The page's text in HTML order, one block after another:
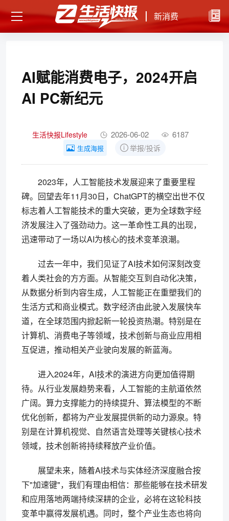
新消费
AI赋能消费电子，2024开启
AI PC新纪元
生活快报Lifestyle 2026-06-02 6187
生成海报 举报/投诉
2023年，人工智能技术发展迎来了重要里程
碑。回望去年11月30日，ChatGPT的横空出世不仅
标志着人工智能技术的重大突破，更为全球数字经
济发展注入了强劲动力。这一革命性工具的出现，
迅速带动了一场以AI为核心的技术变革浪潮。
过去一年中，我们见证了AI技术如何深刻改变
着人类社会的方方面。从智能交互到自动化决策，
从数据分析到内容生成，人工智能正在重塑我们的
生活方式和商业模式。数字经济由此驶入发展快车
道，在全球范围内掀起新一轮投资热潮。特别是在
计算机、消费电子等领域，技术创新与商业应用相
互促进，推动相关产业驶向发展的新蓝海。
进入2024年，AI技术的演进方向更加值得期
待。从行业发展趋势来看，人工智能的主航道依然
广阔。算力支撑能力的持续提升、算法模型的不断
优化创新，都将为产业发展提供新的动力源泉。特
别是在计算机视觉、自然语言处理等关键核心技术
领域，技术创新将持续释放产业价值。
展望未来，随着AI技术与实体经济深度融合按
下"加速键"，我们有理由相信：那些能够在技术研发
和应用落地两端持续深耕的企业，必将在这轮科技
变革中赢得发展机遇。同时，整个产业生态也将向